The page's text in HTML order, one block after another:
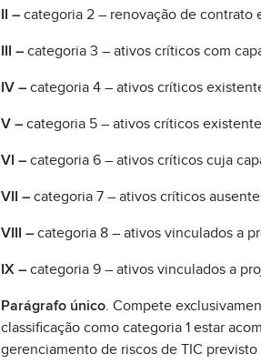
II –categoria 2 – renovação de contrato
III –categoria 3 – ativos críticos com
IV –categoria 4 – ativos críticos
V –categoria 5 – ativos críticos
VI –categoria 6 – ativos críticos cuja
VII –categoria 7 – ativos críticos
VIII –categoria 8 – ativos vinculados a
IX –categoria 9 – ativos vinculados a
Parágrafo único. Compete
classificação como categoria 1 estar
gerenciamento de riscos de TIC previsto